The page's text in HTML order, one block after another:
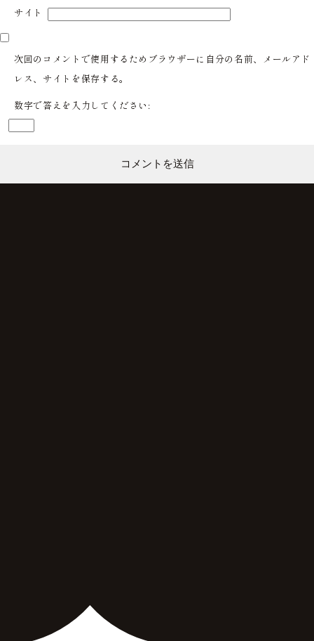
サイト
次回のコメントで使用するためブラウザーに自分の名前、メールアド
レス、サイトを保存する。
数字で答えを入力してください: